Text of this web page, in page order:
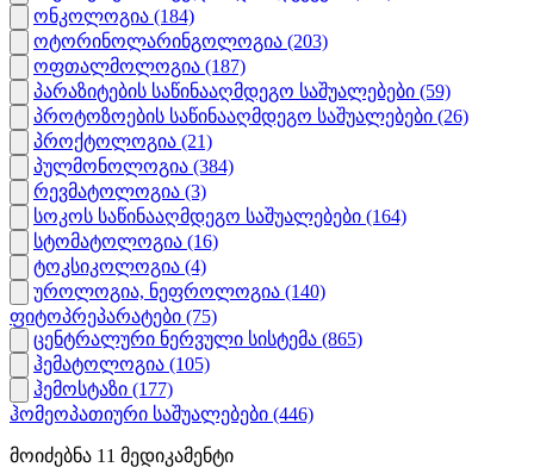
ონკოლოგია (184)
ოტორინოლარინგოლოგია (203)
ოფთალმოლოგია (187)
პარაზიტების საწინააღმდეგო საშუალებები (59)
პროტოზოების საწინააღმდეგო საშუალებები (26)
პროქტოლოგია (21)
პულმონოლოგია (384)
რევმატოლოგია (3)
სოკოს საწინააღმდეგო საშუალებები (164)
სტომატოლოგია (16)
ტოკსიკოლოგია (4)
უროლოგია, ნეფროლოგია (140)
ფიტოპრეპარატები (75)
ცენტრალური ნერვული სისტემა (865)
ჰემატოლოგია (105)
ჰემოსტაზი (177)
ჰომეოპათიური საშუალებები (446)
მოიძებნა 11 მედიკამენტი